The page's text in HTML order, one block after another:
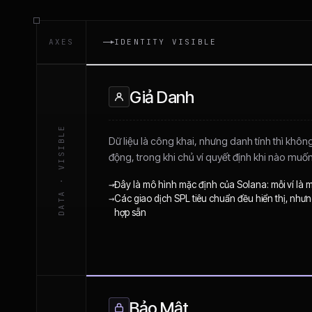
AXES IDENTITY VISIBLE
DATA · VISIBLE
Giả Danh
Dữ liệu là công khai, nhưng danh tính thì
động, trong khi chủ ví quyết định khi nào
→Đây là mô hình mặc định của Solana: mỗi ví là
→Các giao dịch SPL tiêu chuẩn đều hiển thị,
hợp sẵn
Bảo Mật